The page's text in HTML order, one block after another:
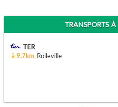
TRANSPORTS
TER
à 9.7km Rolleville